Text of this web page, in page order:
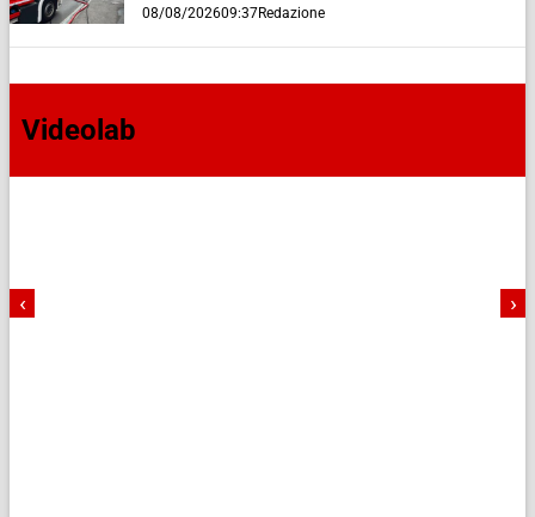
08/08/202609:37Redazione
Videolab
‹ ›